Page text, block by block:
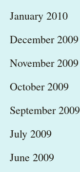
January 2010
December 2009
November 2009
October 2009
September 2009
July 2009
June 2009